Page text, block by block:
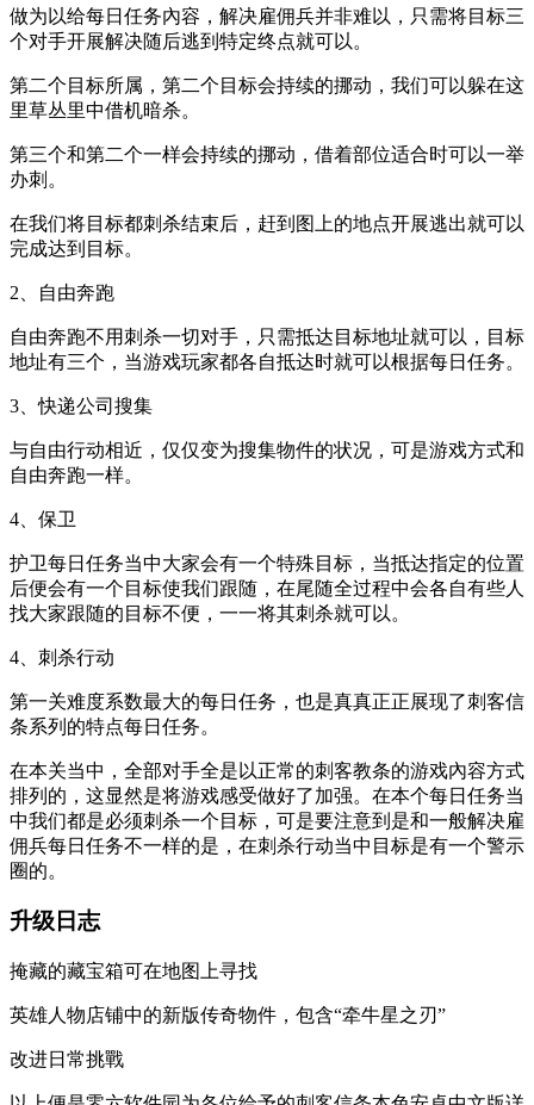
做为以给每日任务內容，解决雇佣兵并非难以，只需将目标三
个对手开展解决随后逃到特定终点就可以。
第二个目标所属，第二个目标会持续的挪动，我们可以躲在这
里草丛里中借机暗杀。
第三个和第二个一样会持续的挪动，借着部位适合时可以一举
办刺。
在我们将目标都刺杀结束后，赶到图上的地点开展逃出就可以
完成达到目标。
2、自由奔跑
自由奔跑不用刺杀一切对手，只需抵达目标地址就可以，目标
地址有三个，当游戏玩家都各自抵达时就可以根据每日任务。
3、快递公司搜集
与自由行动相近，仅仅变为搜集物件的状况，可是游戏方式和
自由奔跑一样。
4、保卫
护卫每日任务当中大家会有一个特殊目标，当抵达指定的位置
后便会有一个目标使我们跟随，在尾随全过程中会各自有些人
找大家跟随的目标不便，一一将其刺杀就可以。
4、刺杀行动
第一关难度系数最大的每日任务，也是真真正正展现了刺客信
条系列的特点每日任务。
在本关当中，全部对手全是以正常的刺客教条的游戏內容方式
排列的，这显然是将游戏感受做好了加强。在本个每日任务当
中我们都是必须刺杀一个目标，可是要注意到是和一般解决雇
佣兵每日任务不一样的是，在刺杀行动当中目标是有一个警示
圈的。
升级日志
掩藏的藏宝箱可在地图上寻找
英雄人物店铺中的新版传奇物件，包含“牵牛星之刃”
改进日常挑戰